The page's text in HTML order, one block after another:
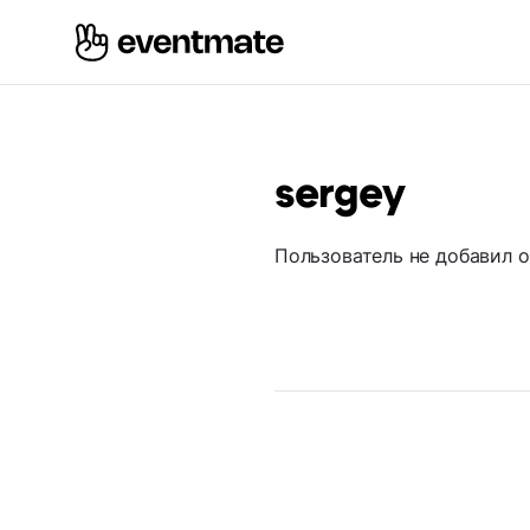
sergey
Пользователь не добавил